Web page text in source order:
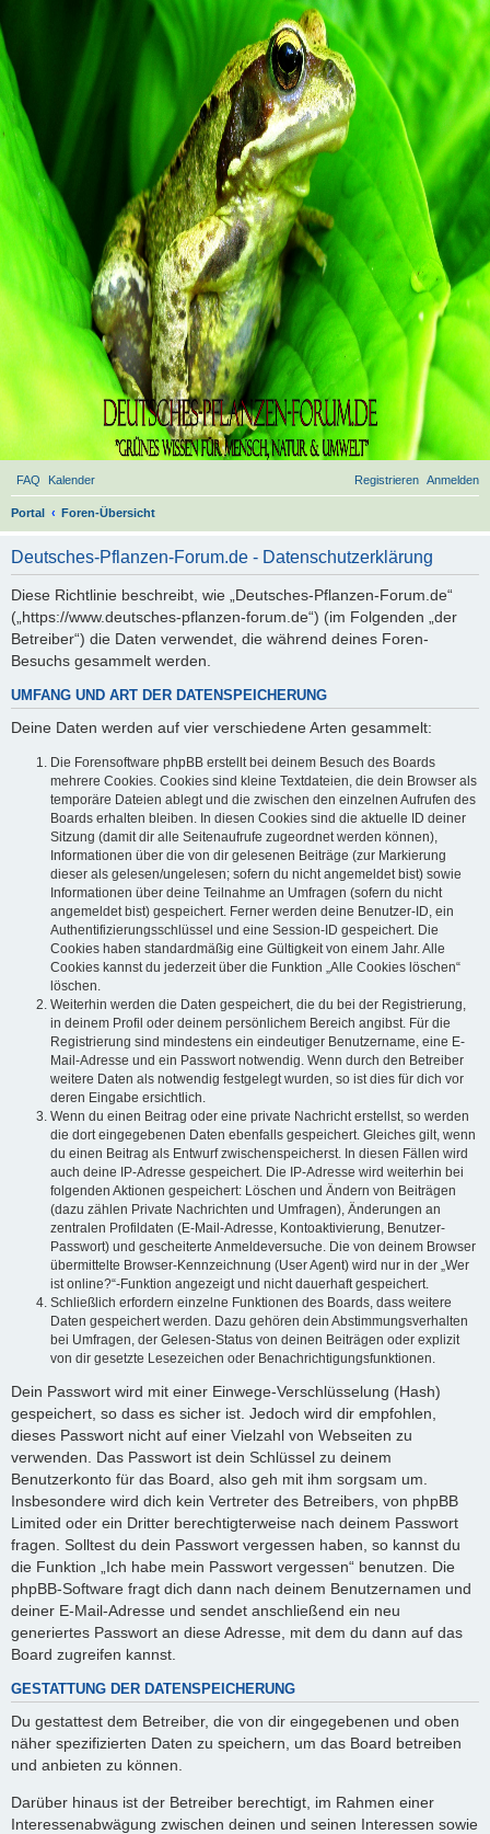
FAQ Kalender Anmelden
Registrieren
Portal Foren-Übersicht
Deutsches-Pflanzen-Forum.de - Datenschutzerklärung
Diese Richtlinie beschreibt, wie „Deutsches-Pflanzen-Forum.de“
(„https://www.deutsches-pflanzen-forum.de“) (im Folgenden „der
Betreiber“) die Daten verwendet, die während deines Foren-
Besuchs gesammelt werden.
UMFANG UND ART DER DATENSPEICHERUNG
Deine Daten werden auf vier verschiedene Arten gesammelt:
Die Forensoftware phpBB erstellt bei deinem Besuch des Boards
mehrere Cookies. Cookies sind kleine Textdateien, die dein Browser als
temporäre Dateien ablegt und die zwischen den einzelnen Aufrufen des
Boards erhalten bleiben. In diesen Cookies sind die aktuelle ID deiner
Sitzung (damit dir alle Seitenaufrufe zugeordnet werden können),
Informationen über die von dir gelesenen Beiträge (zur Markierung
dieser als gelesen/ungelesen; sofern du nicht angemeldet bist) sowie
Informationen über deine Teilnahme an Umfragen (sofern du nicht
angemeldet bist) gespeichert. Ferner werden deine Benutzer-ID, ein
Authentifizierungsschlüssel und eine Session-ID gespeichert. Die
Cookies haben standardmäßig eine Gültigkeit von einem Jahr. Alle
Cookies kannst du jederzeit über die Funktion „Alle Cookies löschen“
löschen.
Weiterhin werden die Daten gespeichert, die du bei der Registrierung,
in deinem Profil oder deinem persönlichem Bereich angibst. Für die
Registrierung sind mindestens ein eindeutiger Benutzername, eine E-
Mail-Adresse und ein Passwort notwendig. Wenn durch den Betreiber
weitere Daten als notwendig festgelegt wurden, so ist dies für dich vor
deren Eingabe ersichtlich.
Wenn du einen Beitrag oder eine private Nachricht erstellst, so werden
die dort eingegebenen Daten ebenfalls gespeichert. Gleiches gilt, wenn
du einen Beitrag als Entwurf zwischenspeicherst. In diesen Fällen wird
auch deine IP-Adresse gespeichert. Die IP-Adresse wird weiterhin bei
folgenden Aktionen gespeichert: Löschen und Ändern von Beiträgen
(dazu zählen Private Nachrichten und Umfragen), Änderungen an
zentralen Profildaten (E-Mail-Adresse, Kontoaktivierung, Benutzer-
Passwort) und gescheiterte Anmeldeversuche. Die von deinem Browser
übermittelte Browser-Kennzeichnung (User Agent) wird nur in der „Wer
ist online?“-Funktion angezeigt und nicht dauerhaft gespeichert.
Schließlich erfordern einzelne Funktionen des Boards, dass weitere
Daten gespeichert werden. Dazu gehören dein Abstimmungsverhalten
bei Umfragen, der Gelesen-Status von deinen Beiträgen oder explizit
von dir gesetzte Lesezeichen oder Benachrichtigungsfunktionen.
Dein Passwort wird mit einer Einwege-Verschlüsselung (Hash)
gespeichert, so dass es sicher ist. Jedoch wird dir empfohlen,
dieses Passwort nicht auf einer Vielzahl von Webseiten zu
verwenden. Das Passwort ist dein Schlüssel zu deinem
Benutzerkonto für das Board, also geh mit ihm sorgsam um.
Insbesondere wird dich kein Vertreter des Betreibers, von phpBB
Limited oder ein Dritter berechtigterweise nach deinem Passwort
fragen. Solltest du dein Passwort vergessen haben, so kannst du
die Funktion „Ich habe mein Passwort vergessen“ benutzen. Die
phpBB-Software fragt dich dann nach deinem Benutzernamen und
deiner E-Mail-Adresse und sendet anschließend ein neu
generiertes Passwort an diese Adresse, mit dem du dann auf das
Board zugreifen kannst.
GESTATTUNG DER DATENSPEICHERUNG
Du gestattest dem Betreiber, die von dir eingegebenen und oben
näher spezifizierten Daten zu speichern, um das Board betreiben
und anbieten zu können.
Darüber hinaus ist der Betreiber berechtigt, im Rahmen einer
Interessenabwägung zwischen deinen und seinen Interessen sowie